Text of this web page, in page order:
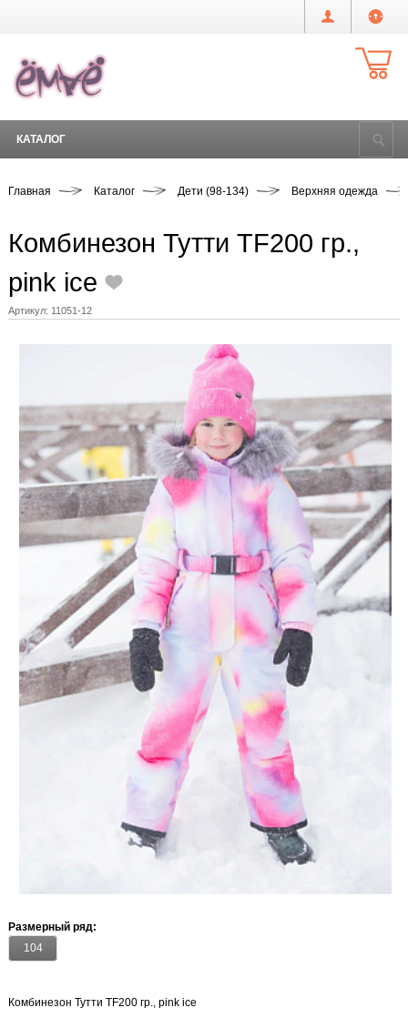
КАТАЛОГ
Главная Каталог Дети (98-134) Верхняя одежда
Комбинезон Тутти TF200 гр.,
pink ice
Артикул: 11051-12
Размерный ряд:
104
Комбинезон Тутти TF200 гр., pink ice